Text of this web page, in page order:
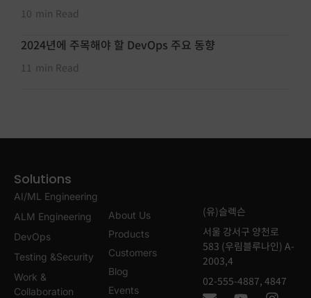
10 min Read
2024년에 주목해야 할 DevOps 주요 동향
11 min Read
Solutions
AI/ML Engineering
ALM Engineering
DevOps
Testing &Security
Work &
Collaboration
About Us
Products
Customers
Blog
Events
(유)슬렉슨
서울 강서구 양천로
583 (우림블루나인) A-
2003,4
02-555-4887, 4847